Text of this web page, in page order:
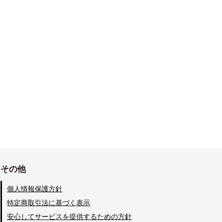
その他
個人情報保護方針
特定商取引法に基づく表示
安心してサービスを提供するための方針